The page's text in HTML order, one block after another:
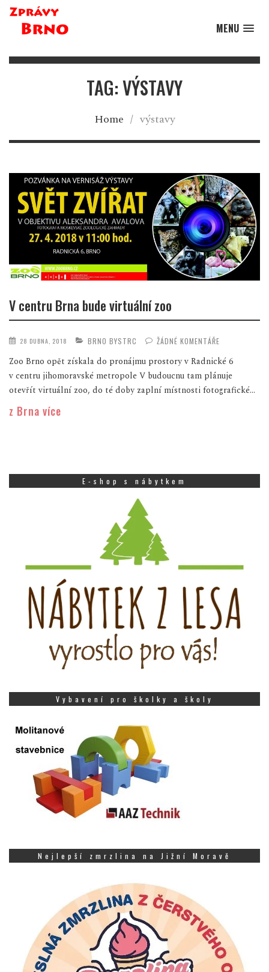
MENU
TAG: VÝSTAVY
Home / výstavy
V centru Brna bude virtuální zoo
28 DUBNA, 2018 BRNO BYSTRC ŽÁDNÉ KOMENTÁŘE
Zoo Brno opět získala do pronájmu prostory v Radnické 6
v centru jihomoravské metropole V budoucnu tam plánuje
otevřít virtuální zoo, do té doby zaplní místnosti fotografické...
z Brna více
E-shop s nábytkem
Vybavení pro školky a školy
Nejlepší zmrzlina na Jižní Moravě